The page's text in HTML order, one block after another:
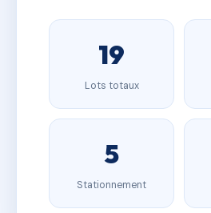
19
Lots totaux
5
Stationnement